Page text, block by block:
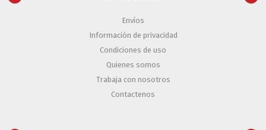
Envíos
Información de privacidad
Condiciones de uso
Quienes somos
Trabaja con nosotros
Contactenos